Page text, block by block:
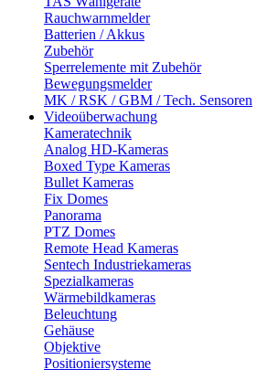
Rauchwarnmelder
Batterien / Akkus
Zubehör
Sperrelemente mit Zubehör
Bewegungsmelder
MK / RSK / GBM / Tech. Sensoren
Videoüberwachung
Kameratechnik
Analog HD-Kameras
Boxed Type Kameras
Bullet Kameras
Fix Domes
Panorama
PTZ Domes
Remote Head Kameras
Sentech Industriekameras
Spezialkameras
Wärmebildkameras
Beleuchtung
Gehäuse
Objektive
Positioniersysteme